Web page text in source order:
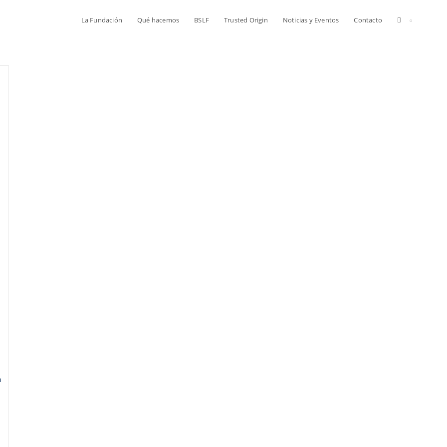
La Fundación Qué hacemos BSLF Trusted Origin Noticias y Eventos Contacto Alternar